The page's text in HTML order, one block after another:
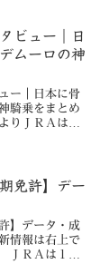
ビュー｜日
ムーロの神
ー｜日本に骨
騎乗をまとめ
りＪＲＡは６
...
免許】デー
】データ・成
情報は右上で
ＪＲＡは１０